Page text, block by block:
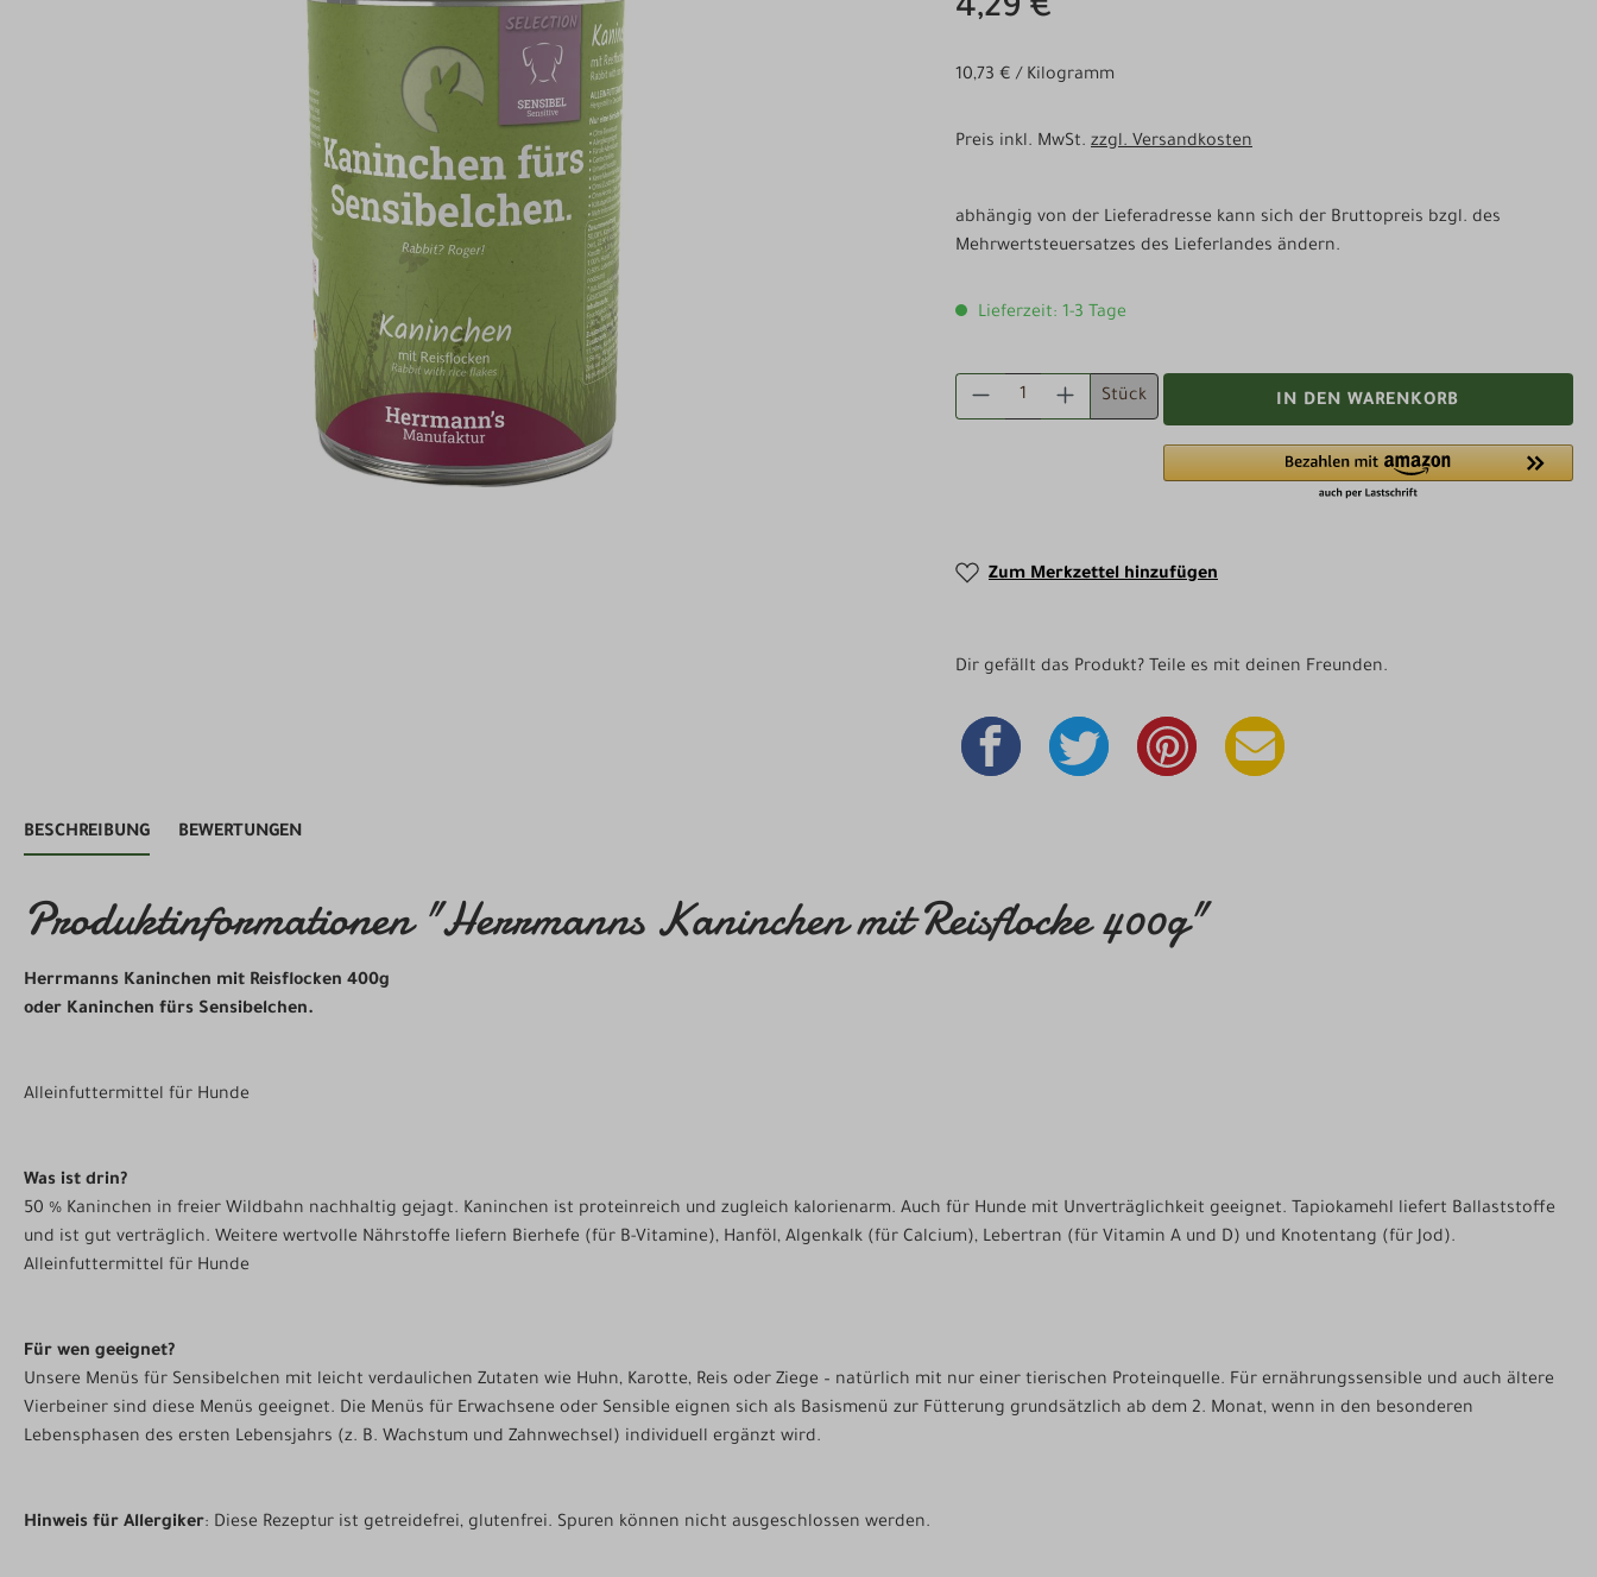
4,29 €
10,73 € / Kilogramm
Preis inkl. MwSt. zzgl. Versandkosten
abhängig von der Lieferadresse kann sich der Bruttopreis bzgl. des
Mehrwertsteuersatzes des Lieferlandes ändern.
Lieferzeit: 1-3 Tage
PRODUKT ANZAHL: GIB DEN GEWÜNSCHTEN WERT
Stück IN DEN WARENKORB
Zum Merkzettel hinzufügen
Dir gefällt das Produkt? Teile es mit deinen Freunden.
BESCHREIBUNG BEWERTUNGEN
Produktinformationen "Herrmanns Kaninchen mit Reisflocke 400g"
Herrmanns Kaninchen mit Reisflocken 400g
oder Kaninchen fürs Sensibelchen.
Alleinfuttermittel für Hunde
Was ist drin?
50 % Kaninchen in freier Wildbahn nachhaltig gejagt. Kaninchen ist proteinreich und zugleich kalorienarm. Auch für Hunde mit Unverträglichkeit geeignet. Tapiokamehl liefert Ballaststoffe
und ist gut verträglich. Weitere wertvolle Nährstoffe liefern Bierhefe (für B-Vitamine), Hanföl, Algenkalk (für Calcium), Lebertran (für Vitamin A und D) und Knotentang (für Jod).
Alleinfuttermittel für Hunde
Für wen geeignet?
Unsere Menüs für Sensibelchen mit leicht verdaulichen Zutaten wie Huhn, Karotte, Reis oder Ziege – natürlich mit nur einer tierischen Proteinquelle. Für ernährungssensible und auch ältere
Vierbeiner sind diese Menüs geeignet. Die Menüs für Erwachsene oder Sensible eignen sich als Basismenü zur Fütterung grundsätzlich ab dem 2. Monat, wenn in den besonderen
Lebensphasen des ersten Lebensjahrs (z. B. Wachstum und Zahnwechsel) individuell ergänzt wird.
Hinweis für Allergiker: Diese Rezeptur ist getreidefrei, glutenfrei. Spuren können nicht ausgeschlossen werden.